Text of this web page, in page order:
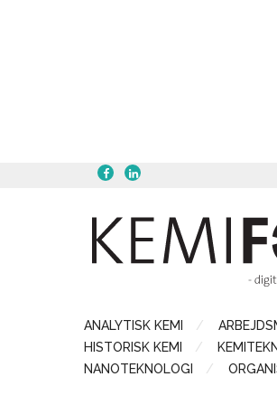
ANALYTISK KEMI
HISTORISK KEMI
NANOTEKNOLOGI